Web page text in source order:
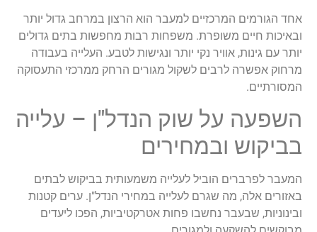
אחד הגורמים המרכזיים למעבר הוא הרצון במרחב גדול יותר
ובאיכות חיים משופרת. משפחות רבות מחפשות בתים גדולים
יותר עם גינות, אוויר נקי יותר ונגישות לטבע. העלייה בעבודה
מרחוק אפשרה לרבים לשקול מגורים הרחק ממרכזי התעסוקה
המסורתיים.
השפעה על שוק הנדל"ן – עלייה
בביקוש ובמחירים
המעבר לפרברים הוביל לעלייה משמעותית בביקוש לבתים
באזורים אלה, מה שגרם לעלייה במחירי הנדל"ן. ערים קטנות
ובינוניות, שבעבר נחשבו פחות אטרקטיביות, הפכו ליעדים